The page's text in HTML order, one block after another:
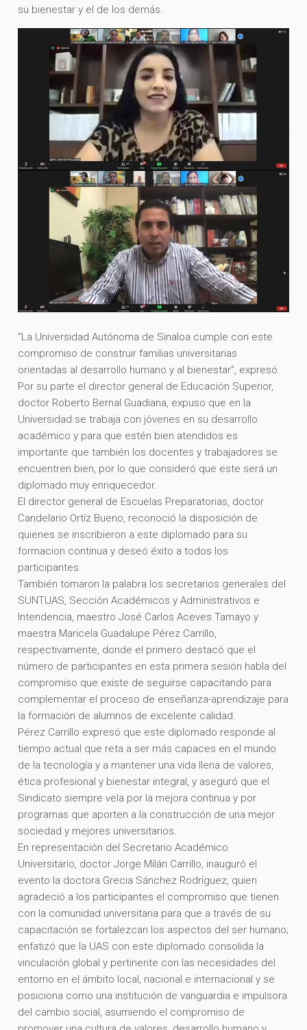
su bienestar y el de los demás.
“La Universidad Autónoma de Sinaloa cumple con este
compromiso de construir familias universitarias
orientadas al desarrollo humano y al bienestar”, expresó.
Por su parte el director general de Educación Superior,
doctor Roberto Bernal Guadiana, expuso que en la
Universidad se trabaja con jóvenes en su desarrollo
académico y para que estén bien atendidos es
importante que también los docentes y trabajadores se
encuentren bien, por lo que consideró que este será un
diplomado muy enriquecedor.
El director general de Escuelas Preparatorias, doctor
Candelario Ortíz Bueno, reconoció la disposición de
quienes se inscribieron a este diplomado para su
formacion continua y deseó éxito a todos los
participantes.
También tomaron la palabra los secretarios generales del
SUNTUAS, Sección Académicos y Administrativos e
Intendencia, maestro José Carlos Aceves Tamayo y
maestra Maricela Guadalupe Pérez Carrillo,
respectivamente, donde el primero destacó que el
número de participantes en esta primera sesión habla del
compromiso que existe de seguirse capacitando para
complementar el proceso de enseñanza-aprendizaje para
la formación de alumnos de excelente calidad.
Pérez Carrillo expresó que este diplomado responde al
tiempo actual que reta a ser más capaces en el mundo
de la tecnología y a mantener una vida llena de valores,
ética profesional y bienestar integral, y aseguró que el
Sindicato siempre vela por la mejora continua y por
programas que aporten a la construcción de una mejor
sociedad y mejores universitarios.
En representación del Secretario Académico
Universitario, doctor Jorge Milán Carrillo, inauguró el
evento la doctora Grecia Sánchez Rodríguez, quien
agradeció a los participantes el compromiso que tienen
con la comunidad universitaria para que a través de su
capacitación se fortalezcan los aspectos del ser humano;
enfatizó que la UAS con este diplomado consolida la
vinculación global y pertinente con las necesidades del
entorno en el ámbito local, nacional e internacional y se
posiciona como una institución de vanguardia e impulsora
del cambio social, asumiendo el compromiso de